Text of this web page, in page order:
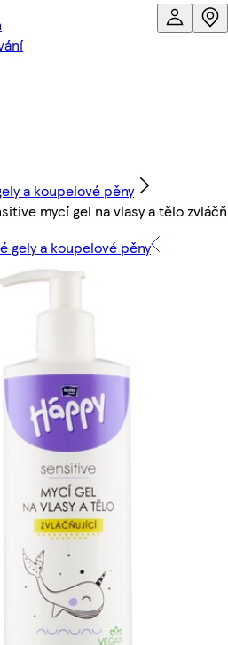
a koupelové pěny
mycí gel na vlasy a tělo
gely a koupelové pěny